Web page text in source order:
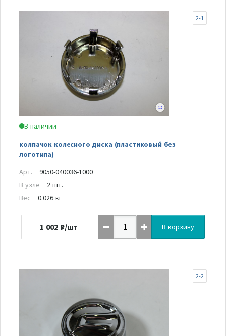
В наличии
колпачок колесного диска (пластиковый без
логотипа)
2-1
Арт.
9050-040036-1000
В узле
2 шт.
Вес
0.026 кг
1 002 ₽/шт В корзину
2-2